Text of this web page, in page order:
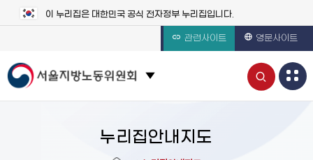
이 누리집은 대한민국 공식 전자정부 누리집입니다.
관련사이트 영문사이트
관련 사이트 목록 보기
통
합
누리집안내지도